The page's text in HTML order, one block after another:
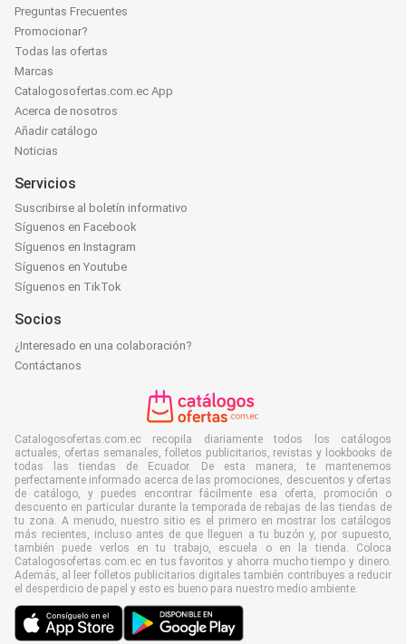
Preguntas Frecuentes
Promocionar?
Todas las ofertas
Marcas
Catalogosofertas.com.ec App
Acerca de nosotros
Añadir catálogo
Noticias
Servicios
Suscribirse al boletín informativo
Síguenos en Facebook
Síguenos en Instagram
Síguenos en Youtube
Síguenos en TikTok
Socios
¿Interesado en una colaboración?
Contáctanos
Catalogosofertas.com.ec recopila diariamente todos los catálogos
actuales, ofertas semanales, folletos publicitarios, revistas y lookbooks de
todas las tiendas de Ecuador. De esta manera, te mantenemos
perfectamente informado acerca de las promociones, descuentos y ofertas
de catálogo, y puedes encontrar fácilmente esa oferta, promoción o
descuento en particular durante la temporada de rebajas de las tiendas de
tu zona. A menudo, nuestro sitio es el primero en mostrar los catálogos
más recientes, incluso antes de que lleguen a tu buzón y, por supuesto,
también puede verlos en tu trabajo, escuela o en la tienda. Coloca
Catalogosofertas.com.ec en tus favoritos y ahorra mucho tiempo y dinero.
Además, al leer folletos publicitarios digitales también contribuyes a reducir
el desperdicio de papel y esto es bueno para nuestro medio ambiente.